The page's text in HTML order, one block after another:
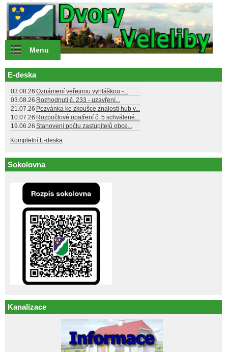
Přejít k hlavnímu obsahu
Menu
E-deska
03.08.26 Oznámení veřejnou vyhláškou -...
03.08.26 Rozhodnutí č. 233 - uzavření...
21.07.26 Pozvánka ke zkoušce znalosti hub v...
10.07.26 Rozpočtové opatření č. 5 schválené...
19.06.26 Stanovení počtu zastupitelů obce...
Kompletní E-deska
Sokolovna
Kanalizace